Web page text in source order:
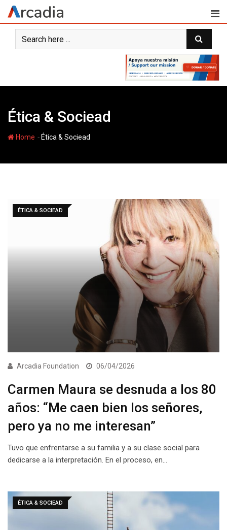
Skip
content
Ética & Sociead
Home - Ética & Sociead
ÉTICA & SOCIEAD
Arcadia Foundation 06/04/2026
Carmen Maura se desnuda a los 80
años: “Me caen bien los señores,
pero ya no me interesan”
Tuvo que enfrentarse a su familia y a su clase social para
dedicarse a la interpretación. En el proceso, en…
ÉTICA & SOCIEAD